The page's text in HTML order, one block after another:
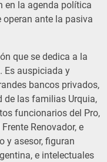
en la agenda política
ante la pasiva
que se dedica a la
Es auspiciada y
bancos privados,
de las familias Urquia,
funcionarios del Pro,
Renovador, e
y asesor, figuran
e intelectuales